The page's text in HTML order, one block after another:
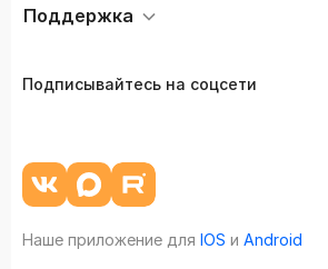
Поддержка
Подписывайтесь на соцсети
Наше приложение для IOS и Android